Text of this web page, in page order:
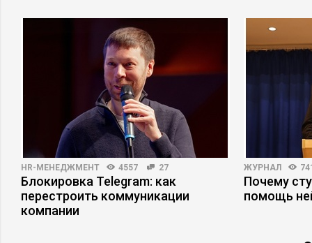
HR-МЕНЕДЖМЕНТ 4557 27
Блокировка Telegram: как
перестроить коммуникации
компании
ЖУРНАЛ
Почему
помощь